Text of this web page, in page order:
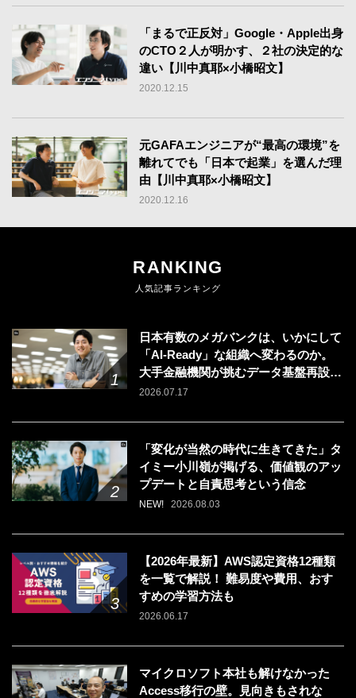
「まるで正反対」Google・Apple出身
のCTO２人が明かす、２社の決定的な
違い【川中真耶×小橋昭文】
2020.12.15
元GAFAエンジニアが“最高の環境”を
離れてでも「日本で起業」を選んだ理
由【川中真耶×小橋昭文】
2020.12.16
RANKING
人気記事ランキング
日本有数のメガバンクは、いかにして
「AI-Ready」な組織へ変わるのか。
大手金融機関が挑むデータ基盤再設計
のリアル
2026.07.17
「変化が当然の時代に生きてきた」タ
イミー小川嶺が掲げる、価値観のアッ
プデートと自責思考という信念
NEW! 2026.08.03
【2026年最新】AWS認定資格12種類
を一覧で解説！ 難易度や費用、おす
すめの学習方法も
2026.06.17
マイクロソフト本社も解けなかった
Access移行の壁。見向きもされな